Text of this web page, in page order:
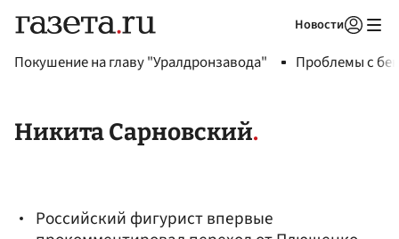
Новости
Покушение на главу "Уралдронзавода" Проблемы с
Никита Сарновский
Российский фигурист впервые